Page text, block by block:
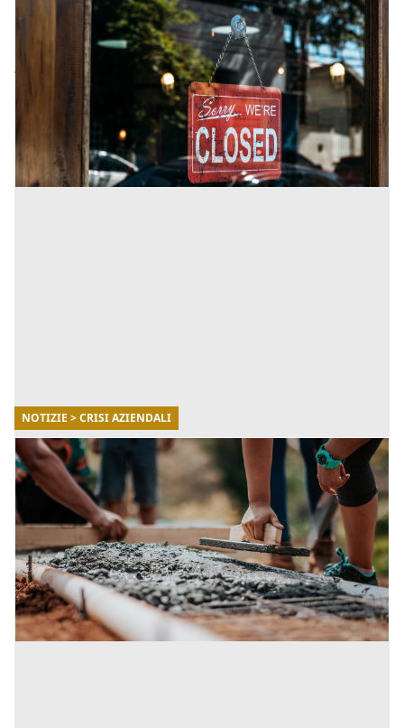
Crisi d’impresa: nuova proroga e misure di
supporto anti-Covid
Andiamo così a vedere quali sono le principali misure
di supporto anti-Covid messe in campo del governo
per riuscire a fronteggiare la situazione sanitaria e per
a [...]
NOTIZIE > CRISI AZIENDALI
27/12/2021
Le PMI hanno sconfitto il Covid? Stato delle
imprese in Italia a fine 2021
Nonostante la impresa Italia abbia subito un forte
rallentamento a seguito della pandemia di covid-19, i
dati del 2021 evidenziano una buona tenuta
finanziaria. La [...]